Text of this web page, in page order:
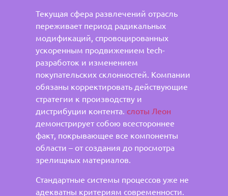
Текущая сфера развлечений отрасль
переживает период радикальных
модификаций, спровоцированных
ускоренным продвижением tech-
разработок и изменением
покупательских склонностей. Компании
обязаны корректировать действующие
стратегии к производству и
дистрибуции контента. слоты Леон
демонстрирует собою всестороннее
факт, покрывающее все компоненты
области – от создания до просмотра
зрелищных материалов.
Стандартные системы процессов уже не
адекватны критериям современности.